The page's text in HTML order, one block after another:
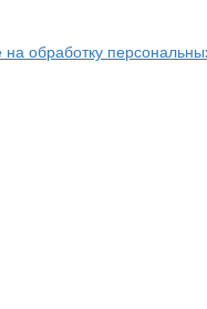
на обработку